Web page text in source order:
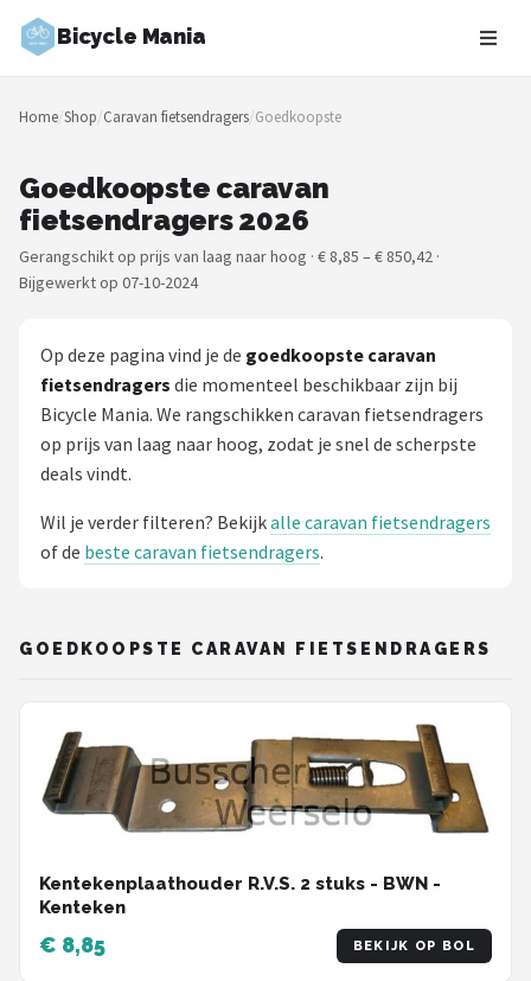
Bicycle Mania
Zoeken
NAVIGATIE
Merken
Blog
Fietsroutes
Kinderfietsen
Stadsfietsen
Elektrische fietsen
Volare
AXA
New Looxs
Home/Shop/Caravan fietsendragers/Goedkoopste
Goedkoopste caravan
fietsendragers 2026
Gerangschikt op prijs van laag naar hoog · € 8,85 – € 850,42 ·
Bijgewerkt op 07-10-2024
Op deze pagina vind je de goedkoopste caravan
fietsendragers die momenteel beschikbaar zijn bij
Bicycle Mania. We rangschikken caravan fietsendragers
op prijs van laag naar hoog, zodat je snel de scherpste
deals vindt.
Wil je verder filteren? Bekijkalle caravan fietsendragers
of de beste caravan fietsendragers.
GOEDKOOPSTE CARAVAN FIETSENDRAGERS
Kentekenplaathouder R.V.S. 2 stuks - BWN -
Kenteken
€ 8,85 BEKIJK OP BOL